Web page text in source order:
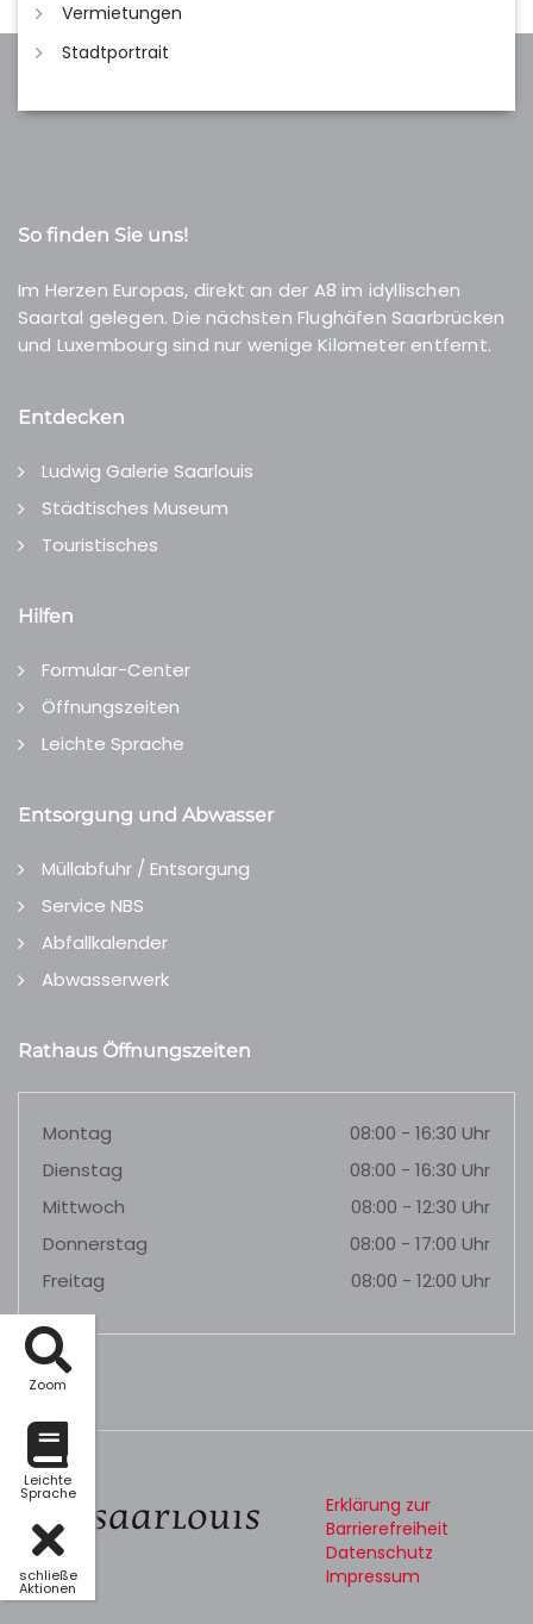
Zoom
Leichte
Sprache
schließe
Aktionen
Vermietungen
Stadtportrait
So finden Sie uns!
Im Herzen Europas, direkt an der A8 im idyllischen
Saartal gelegen. Die nächsten Flughäfen Saarbrücken
und Luxembourg sind nur wenige Kilometer entfernt.
Entdecken
Ludwig Galerie Saarlouis
Städtisches Museum
Touristisches
Hilfen
Formular-Center
Öffnungszeiten
Leichte Sprache
Entsorgung und Abwasser
Müllabfuhr / Entsorgung
Service NBS
Abfallkalender
Abwasserwerk
Rathaus Öffnungszeiten
Montag
08:00 - 16:30 Uhr
Dienstag
08:00 - 16:30 Uhr
Mittwoch
08:00 - 12:30 Uhr
Donnerstag
08:00 - 17:00 Uhr
Freitag
08:00 - 12:00 Uhr
Erklärung zur
Barrierefreiheit
Datenschutz
Impressum